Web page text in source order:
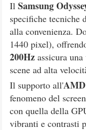
Il Samsung
specifiche tecniche
alla convenienza.
1440 pixel),
200Hz assicura
scene ad alta
Il supporto all'
fenomeno del
con quella della
vibranti e contrasti